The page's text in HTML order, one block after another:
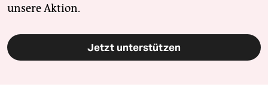
unsere Aktion.
Jetzt unterstützen